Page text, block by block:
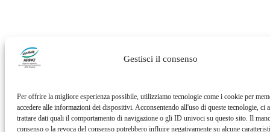
Gestisci il consenso
Per offrire la migliore esperienza possibile, utilizziamo tecnologie come i cookie per
accedere alle informazioni dei dispositivi. Acconsentendo all'uso di queste tecnologie, ci
trattare dati quali il comportamento di navigazione o gli ID univoci su questo sito. Il
consenso o la revoca del consenso potrebbero influire negativamente su alcune